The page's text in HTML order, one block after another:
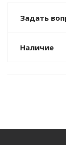
Задать
Наличие